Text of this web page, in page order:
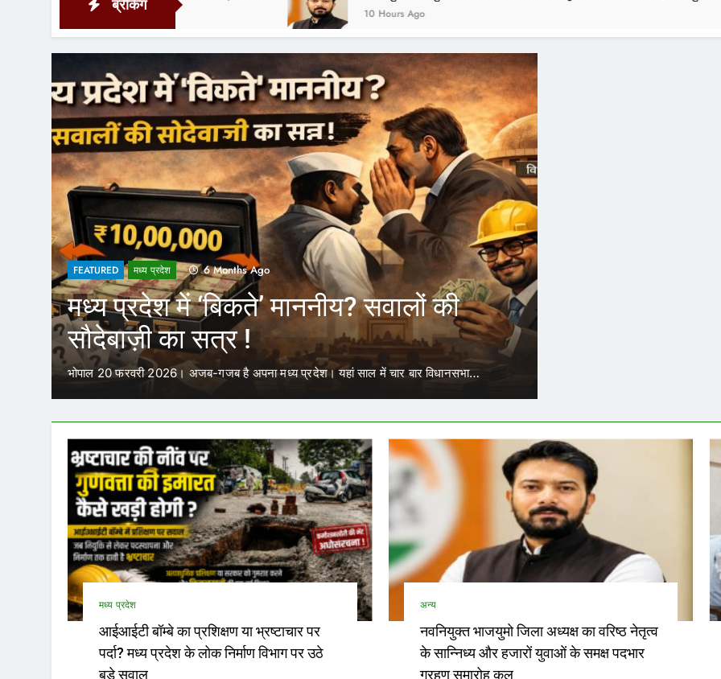
ब्रेकिंग
10 Hours Ago
FEATURED मध्य प्रदेश 6 Months Ago
मध्य प्रदेश में ‘बिकते’ माननीय? सवालों की
सौदेबाज़ी का सत्र !
भोपाल 20 फरवरी 2026। अजब-गजब है अपना मध्य प्रदेश। यहां साल में चार बार विधानसभा…
मध्य प्रदेश
आईआईटी बॉम्बे का प्रशिक्षण या भ्रष्टाचार पर
पर्दा? मध्य प्रदेश के लोक निर्माण विभाग पर उठे
बड़े सवाल
अन्य
नवनियुक्त भाजयुमो जिला अध्यक्ष का वरिष्ठ नेतृत्व
के सान्निध्य और हजारों युवाओं के समक्ष पदभार
ग्रहण समारोह कल